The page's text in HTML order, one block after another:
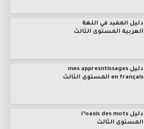
دليل المفيد في اللغة
العربية المستوى الثالث
دليل mes appresntissages
en français المستوى الثالث
دليل l’oasis des mots
المستوى الثالث